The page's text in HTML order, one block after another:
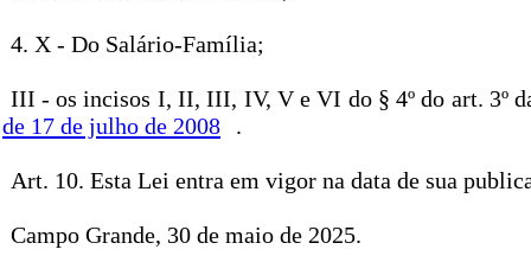
4. X - Do Salário-Família;
III - os incisos I, II, III, IV, V e VI do § 4º do art. 3º
de 17 de julho de 2008
.
Art. 10. Esta Lei entra em vigor na data de sua
Campo Grande, 30 de maio de 2025.